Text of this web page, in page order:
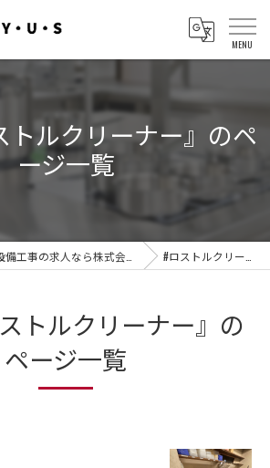
トルクリーナー』のペ
ージ一覧
#ロストルクリーナー
トルクリーナー』の
ページ一覧